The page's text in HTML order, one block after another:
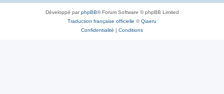
Développé parphpBB® Forum Software © phpBB Limited
Traduction française officielle ©Qiaeru
Confidentialité | Conditions